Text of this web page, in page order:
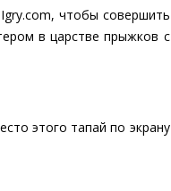
чтобы совершить
в царстве прыжков с
этого тапай по экрану